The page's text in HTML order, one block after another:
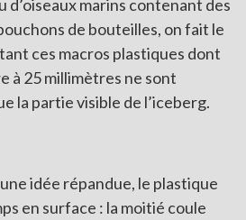
d’oiseaux marins contenant des
de bouteilles, on fait le
ces macros plastiques dont
à 25 millimètres ne sont
la partie visible de l’iceberg.
idée répandue, le plastique
en surface : la moitié coule